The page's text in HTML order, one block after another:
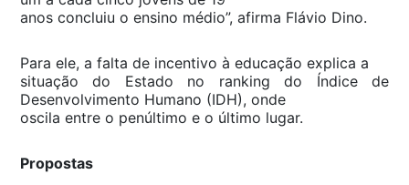
anos concluiu o ensino médio”, afirma Flávio Dino.
Para ele, a falta de incentivo à educação explica a
situação do Estado no ranking do Índice de
Desenvolvimento Humano (IDH), onde
oscila entre o penúltimo e o último lugar.
Propostas